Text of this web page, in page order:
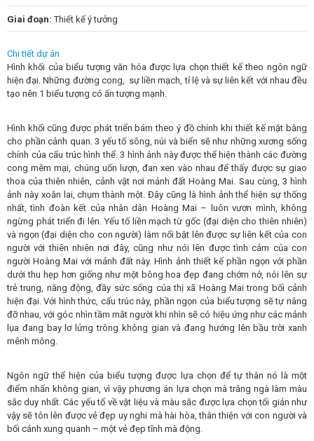
Giai đoạn: Thiết kế ý tưởng
Chi tiết dự án
Hình khối của biểu tượng văn hóa được lựa chọn thiết kế theo ngôn ngữ
hiện đại. Những đường cong, sự liền mạch, tỉ lệ và sự liên kết với nhau đều
tạo nên 1 biểu tượng có ấn tượng mạnh.
Hình khối cũng được phát triển bám theo ý đồ chính khi thiết kế mặt bằng
cho phần cảnh quan. 3 yếu tố sông, núi và biển sẽ như những xương sống
chính của cấu trúc hình thể. 3 hình ảnh này được thể hiện thành các đường
cong mêm mại, chúng uốn lượn, đan xen vào nhau để thấy được sự giao
thoa của thiên nhiên, cảnh vật nơi mảnh đất Hoàng Mai. Sau cùng, 3 hình
ảnh này xoắn lai, chụm thành một. Đây cũng là hình ảnh thể hiện sự thống
nhất, tình đoàn kết của nhân dân Hoàng Mai – luôn vươn mình, không
ngừng phát triển đi lên. Yếu tố liền mạch từ gốc (đại diện cho thiên nhiên)
và ngọn (đại diện cho con người) làm nổi bật lên được sự liên kết của con
người với thiên nhiên nơi đây, cũng như nói lên được tình cảm của con
người Hoàng Mai với mảnh đất này. Hình ảnh thiết kế phần ngọn với phần
dưới thu hẹp hơn giống như một bông hoa đẹp đang chớm nở, nói lên sự
trẻ trung, năng động, đầy sức sống của thị xã Hoàng Mai trong bối cảnh
hiện đại. Với hình thức, cấu trúc này, phần ngọn của biểu tượng sẽ tự nâng
đỡ nhau, với góc nhìn tầm mắt người khi nhìn sẽ có hiệu ứng như các mảnh
lụa đang bay lơ lửng trông không gian và đang hướng lên bầu trời xanh
mênh mông.
Ngôn ngữ thể hiện của biểu tượng được lựa chọn để tự thân nó là một
điểm nhấn không gian, vì vậy phương án lựa chọn mà trắng ngà làm màu
sắc duy nhất. Các yếu tố về vật liệu và màu sắc được lựa chọn tối giản như
vậy sẽ tôn lên được vẻ đẹp uy nghi mà hài hòa, thân thiện với con người và
bối cảnh xung quanh – một vẻ đẹp tĩnh mà động.